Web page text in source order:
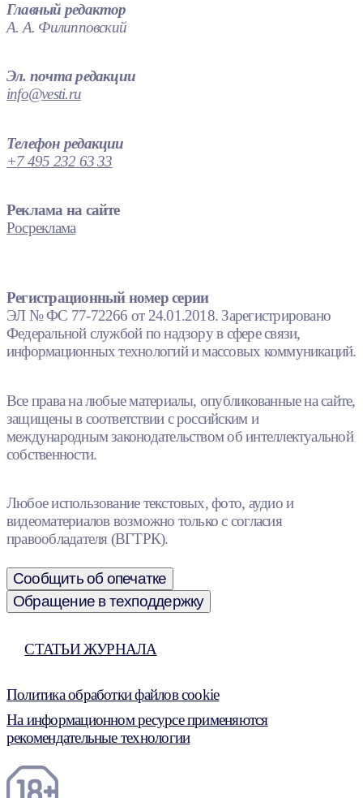
Главный редактор
А. А. Филипповский
Эл. почта редакции
info@vesti.ru
Телефон редакции
+7 495 232 63 33
Реклама на сайте
Росреклама
Регистрационный номер серии
ЭЛ № ФС 77-72266 от 24.01.2018. Зарегистрировано
Федеральной службой по надзору в сфере связи,
информационных технологий и массовых коммуникаций.
Все права на любые материалы, опубликованные на сайте,
защищены в соответствии с российским и
международным законодательством об интеллектуальной
собственности.
Любое использование текстовых, фото, аудио и
видеоматериалов возможно только с согласия
правообладателя (ВГТРК).
Сообщить об опечатке
Обращение в техподдержку
СТАТЬИ ЖУРНАЛА
Политика обработки файлов cookie
На информационном ресурсе применяются
рекомендательные технологии